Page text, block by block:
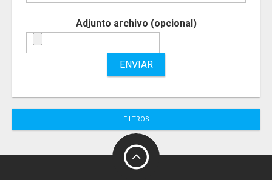
Adjunto archivo (opcional)
ENVIAR
FILTROS